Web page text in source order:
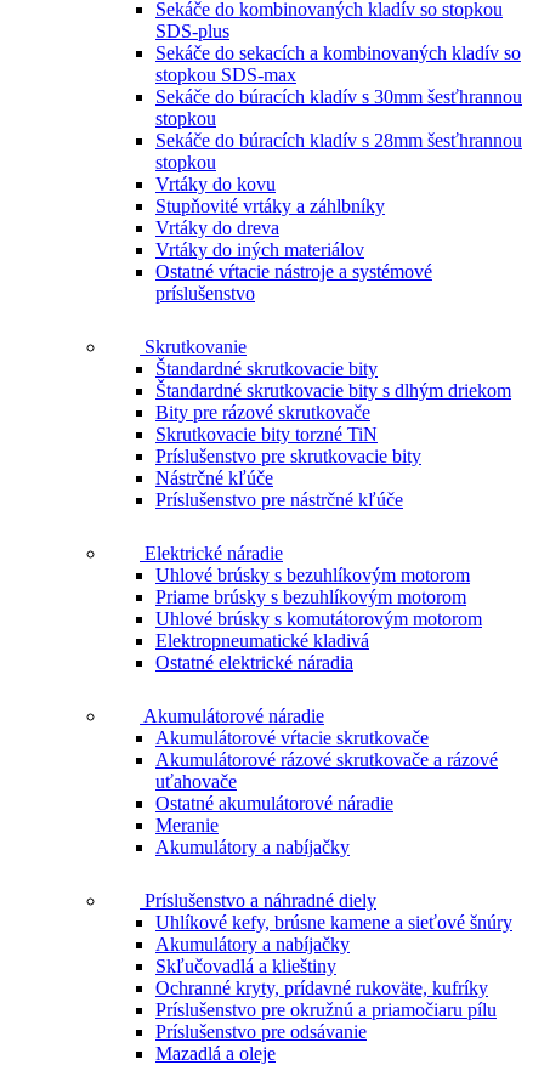
Sekáče do kombinovaných kladív so stopkou
SDS-plus
Sekáče do sekacích a kombinovaných kladív so
stopkou SDS-max
Sekáče do búracích kladív s 30mm šesťhrannou
stopkou
Sekáče do búracích kladív s 28mm šesťhrannou
stopkou
Vrtáky do kovu
Stupňovité vrtáky a záhlbníky
Vrtáky do dreva
Vrtáky do iných materiálov
Ostatné vŕtacie nástroje a systémové
príslušenstvo
Skrutkovanie
Štandardné skrutkovacie bity
Štandardné skrutkovacie bity s dlhým driekom
Bity pre rázové skrutkovače
Skrutkovacie bity torzné TiN
Príslušenstvo pre skrutkovacie bity
Nástrčné kľúče
Príslušenstvo pre nástrčné kľúče
Elektrické náradie
Uhlové brúsky s bezuhlíkovým motorom
Priame brúsky s bezuhlíkovým motorom
Uhlové brúsky s komutátorovým motorom
Elektropneumatické kladivá
Ostatné elektrické náradia
Akumulátorové náradie
Akumulátorové vŕtacie skrutkovače
Akumulátorové rázové skrutkovače a rázové
uťahovače
Ostatné akumulátorové náradie
Meranie
Akumulátory a nabíjačky
Príslušenstvo a náhradné diely
Uhlíkové kefy, brúsne kamene a sieťové šnúry
Akumulátory a nabíjačky
Skľučovadlá a klieštiny
Ochranné kryty, prídavné rukoväte, kufríky
Príslušenstvo pre okružnú a priamočiaru pílu
Príslušenstvo pre odsávanie
Mazadlá a oleje